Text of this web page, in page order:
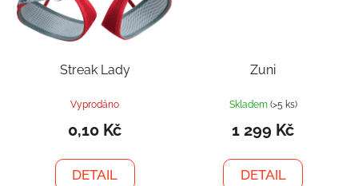
Streak Lady
Vyprodáno
0,10 Kč
DETAIL
Zuni
Skladem (>5 ks)
1 299 Kč
DETAIL